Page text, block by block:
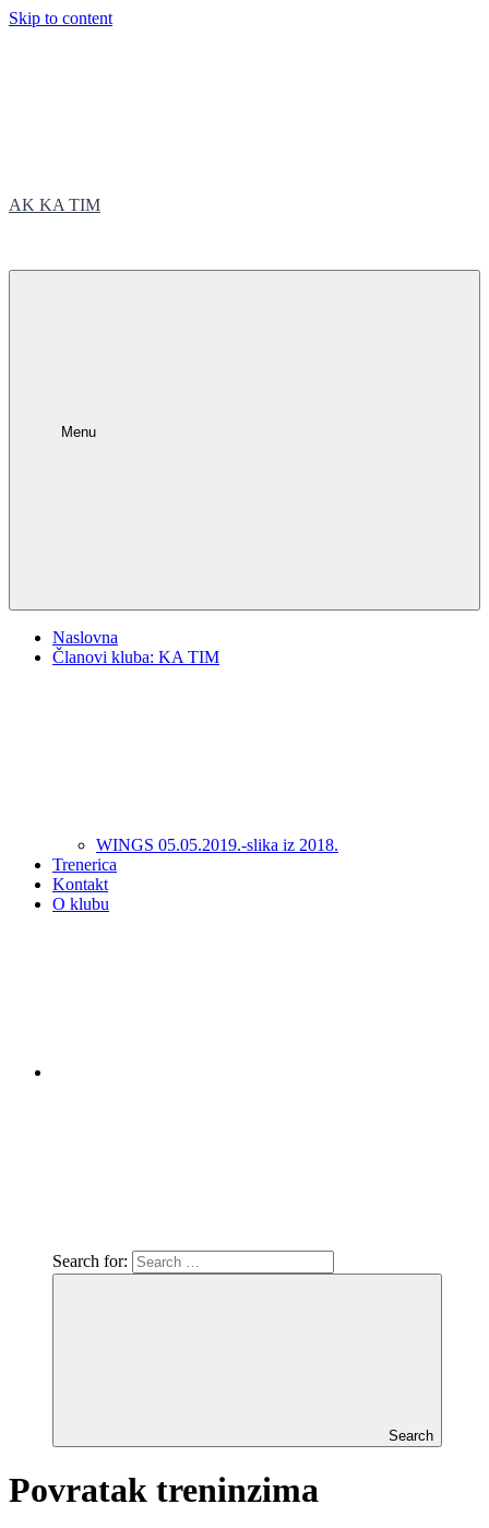
Skip to content
AK KA TIM
Menu
Naslovna
Članovi kluba: KA TIM
WINGS 05.05.2019.-slika iz 2018.
Trenerica
Kontakt
O klubu
Search for:
Search
Povratak treninzima